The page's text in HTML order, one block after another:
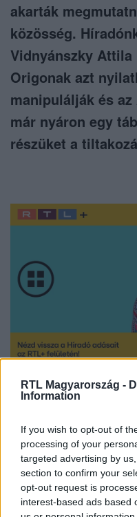
RTL Magyarország -
Information
If you wish to opt-out of
processing of your
targeted advertising by
section to confirm your
opt-out request is
interest-based ads based
akarták
közösség.
Vidnyánszky
Origonak azt
manipulálják és
már nyáron egy
részüket a
Nézd vissza a Híradó
Itt állítsd be, hogy
legyen a Google-